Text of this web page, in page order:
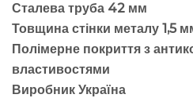
Сталева труба 42 мм
Товщина стінки металу 1,5
Полімерне покриття з
властивостями
Виробник Україна